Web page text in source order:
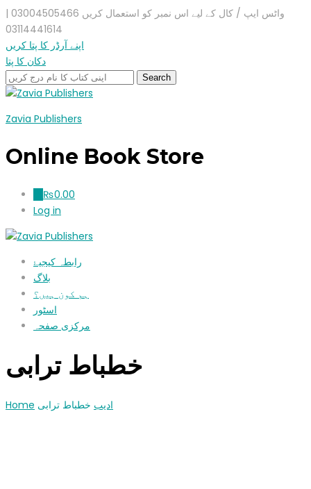
واٹس ایپ / کال کے لیے اس نمبر کو استعمال کریں 03004505466 |
03114441614
اپنے آرڈر کا پتا کریں
دکان کا پتا
Zavia Publishers
Online Book Store
₨0.00
Log in
رابطہ کیجیۓ
بلاگ
ہم کون ہیں؟
اسٹور
مرکزی صفحہ
خطباط ترابی
Home ادیب خطباط ترابی